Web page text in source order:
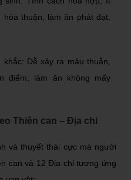
thuận, làm ăn phát đạt,
Dễ xảy ra mâu thuẫn,
điểm, làm ăn không mấy
Thiên can – Địa chi
và thuyết thái cực mà người
can và 12 Địa chi tương ứng